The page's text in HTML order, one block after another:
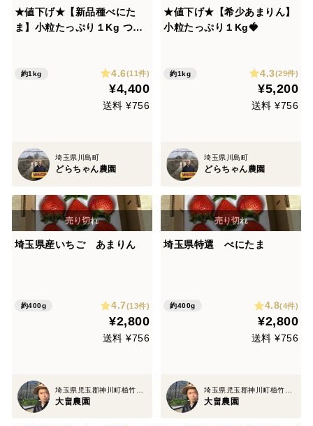
★値下げ★【新品種べにた
ま】小粒たっぷり１Kg つい
約1kg 4.6(11件)
¥4,400
送料 ¥756
埼玉県川島町
どらちゃん農園
★値下げ★【希少あまりん】
小粒たっぷり１Kg🍓
約1kg 4.3(29件)
¥5,200
送料 ¥756
埼玉県川島町
どらちゃん農園
埼玉県産いちご あまりん
約400g 4.7(13件)
¥2,800
送料 ¥756
大畠農園
埼玉県特選 べにたま
約400g 4.8(4件)
¥2,800
送料 ¥756
大畠農園